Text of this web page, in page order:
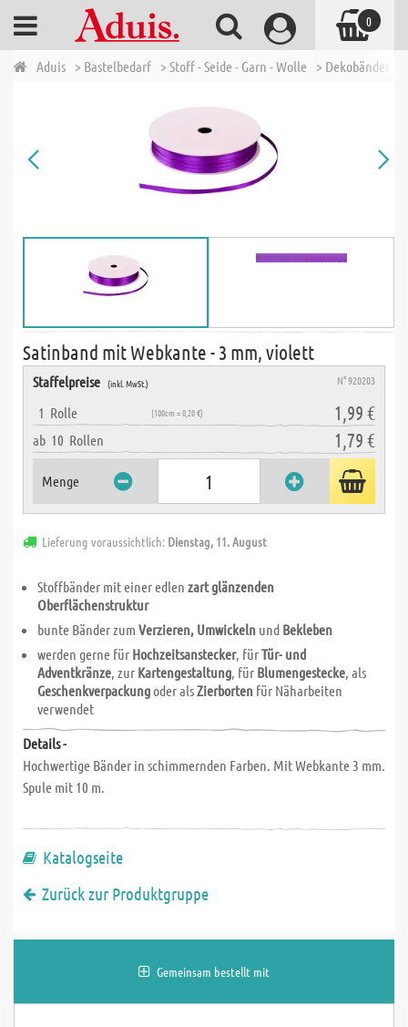
Aduis > Bastelbedarf > Stoff - Seide - Garn - Wolle > Dekobänder
Satinband mit Webkante - 3 mm, violett
Staffelpreise (inkl. MwSt.) N° 920203
1 Rolle (100cm = 0,20 €) 1,99 €
ab 10 Rollen 1,79 €
Menge
Lieferung voraussichtlich: Dienstag, 11. August
Stoffbänder mit einer edlen zart glänzenden
Oberflächenstruktur
bunte Bänder zum Verzieren, Umwickeln und Bekleben
werden gerne für Hochzeitsanstecker, fürTür- und
Adventkränze, zur Kartengestaltung, für Blumengestecke, als
Geschenkverpackungoder alsZierborten für Näharbeiten
verwendet
Details -
Hochwertige Bänder in schimmernden Farben. Mit Webkante 3 mm.
Spule mit 10 m.
Katalogseite
Zurück zur Produktgruppe
Gemeinsam bestellt mit
0